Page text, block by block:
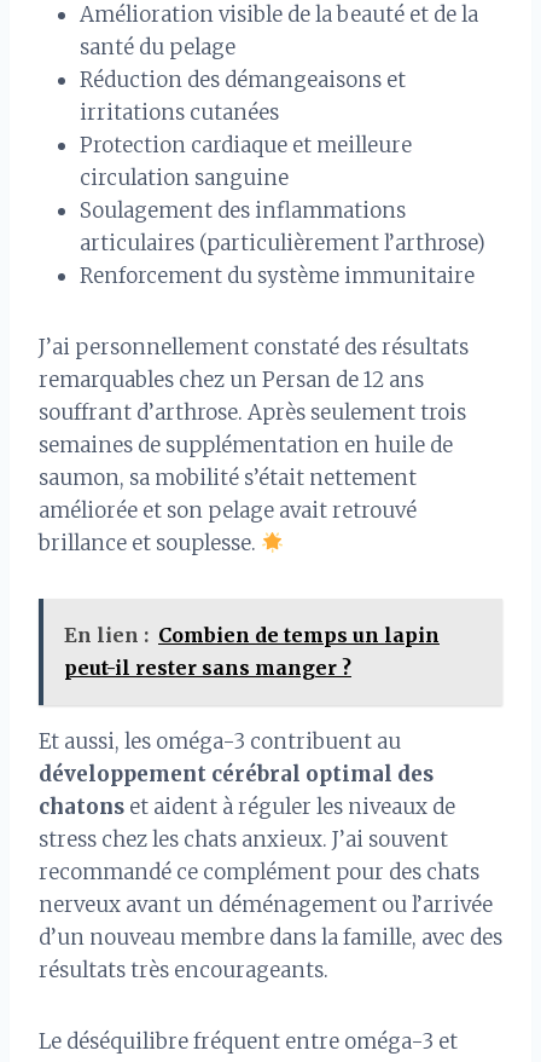
Amélioration visible de la beauté et de la
santé du pelage
Réduction des démangeaisons et
irritations cutanées
Protection cardiaque et meilleure
circulation sanguine
Soulagement des inflammations
articulaires (particulièrement l’arthrose)
Renforcement du système immunitaire
J’ai personnellement constaté des résultats
remarquables chez un Persan de 12 ans
souffrant d’arthrose. Après seulement trois
semaines de supplémentation en huile de
saumon, sa mobilité s’était nettement
améliorée et son pelage avait retrouvé
brillance et souplesse.
En lien : Combien de temps un lapin
peut-il rester sans manger​ ?
Et aussi, les oméga-3 contribuent au
développement cérébral optimal des
chatons et aident à réguler les niveaux de
stress chez les chats anxieux. J’ai souvent
recommandé ce complément pour des chats
nerveux avant un déménagement ou l’arrivée
d’un nouveau membre dans la famille, avec des
résultats très encourageants.
Le déséquilibre fréquent entre oméga-3 et